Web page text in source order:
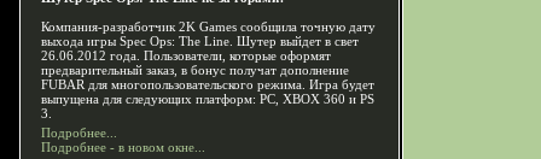
Компания-разработчик 2K Games сообщила точную дату
выхода игры Spec Ops: The Line. Шутер выйдет в свет
26.06.2012 года. Пользователи, которые оформят
предварительный заказ, в бонус получат дополнение
FUBAR для многопользовательского режима. Игра будет
выпущена для следующих платформ: PC, XBOX 360 и PS
3.
Подробнее...
Подробнее - в новом окне...